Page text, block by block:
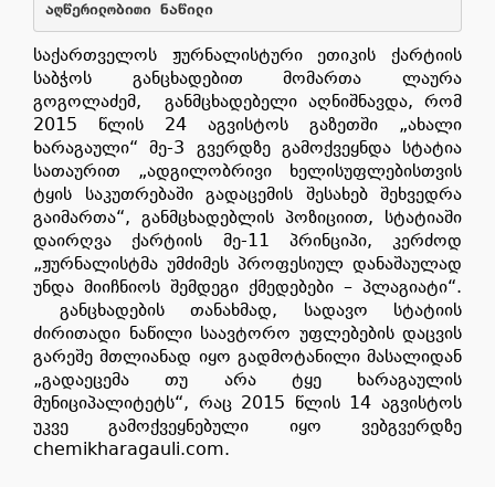
აღწერილობითი ნაწილი
საქართველოს ჟურნალისტური ეთიკის ქარტიის
საბჭოს განცხადებით მომართა ლაურა
გოგოლაძემ, განმცხადებელი აღნიშნავდა, რომ
2015 წლის 24 აგვისტოს გაზეთში „ახალი
ხარაგაული“ მე-3 გვერდზე გამოქვეყნდა სტატია
სათაურით „ადგილობრივი ხელისუფლებისთვის
ტყის საკუთრებაში გადაცემის შესახებ შეხვედრა
გაიმართა“, განმცხადებლის პოზიციით, სტატიაში
დაირღვა ქარტიის მე-11 პრინციპი, კერძოდ
„ჟურნალისტმა უმძიმეს პროფესიულ დანაშაულად
უნდა მიიჩნიოს შემდეგი ქმედებები – პლაგიატი“.
განცხადების თანახმად, სადავო სტატიის
ძირითადი ნაწილი საავტორო უფლებების დაცვის
გარეშე მთლიანად იყო გადმოტანილი მასალიდან
„გადაეცემა თუ არა ტყე ხარაგაულის
მუნიციპალიტეტს“, რაც 2015 წლის 14 აგვისტოს
უკვე გამოქვეყნებული იყო ვებგვერდზე
chemikharagauli.com.